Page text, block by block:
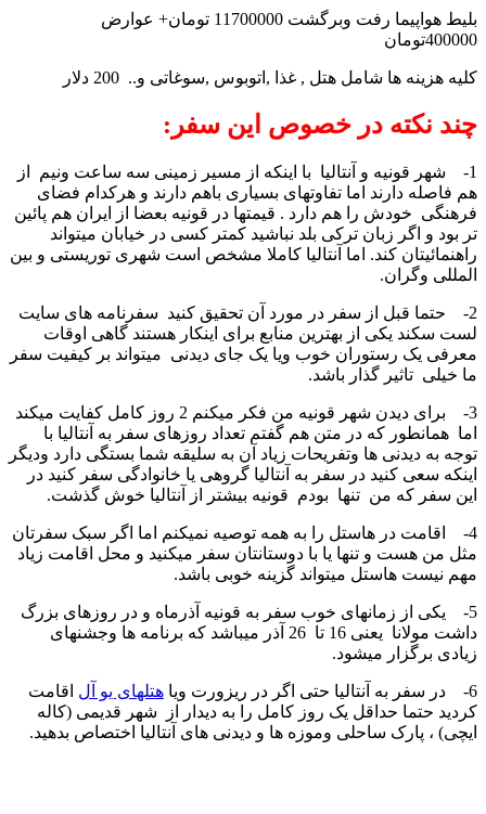
بلیط هواپیما رفت وبرگشت 11700000 تومان+ عوارض
400000تومان
کلیه هزینه ها شامل هتل , غذا ,اتوبوس ,سوغاتی و.. 200 دلار
چند نکته در خصوص این سفر:
1- شهر قونیه و آنتالیا با اینکه از مسیر زمینی سه ساعت ونیم از
هم فاصله دارند اما تفاوتهای بسیاری باهم دارند و هرکدام فضای
فرهنگی خودش را هم دارد . قیمتها در قونیه بعضا از ایران هم پائین
تر بود و اگر زبان ترکی بلد نباشید کمتر کسی در خیابان میتواند
راهنمائیتان کند. اما آنتالیا کاملا مشخص است شهری توریستی و بین
المللی وگران.
2- حتما قبل از سفر در مورد آن تحقیق کنید سفرنامه های سایت
لست سکند یکی از بهترین منابع برای اینکار هستند گاهی اوقات
معرفی یک رستوران خوب ویا یک جای دیدنی میتواند بر کیفیت سفر
ما خیلی تاثیر گذار باشد.
3- برای دیدن شهر قونیه من فکر میکنم 2 روز کامل کفایت میکند
اما همانطور که در متن هم گفتم تعداد روزهای سفر به آنتالیا با
توجه به دیدنی ها وتفریحات زیاد آن به سلیقه شما بستگی دارد ودیگر
اینکه سعی کنید در سفر به آنتالیا گروهی یا خانوادگی سفر کنید در
این سفر که من تنها بودم قونیه بیشتر از آنتالیا خوش گذشت.
4- اقامت در هاستل را به همه توصیه نمیکنم اما اگر سبک سفرتان
مثل من هست و تنها یا با دوستانتان سفر میکنید و محل اقامت زیاد
مهم نیست هاستل میتواند گزینه خوبی باشد.
5- یکی از زمانهای خوب سفر به قونیه آذرماه و در روزهای بزرگ
داشت مولانا یعنی 16 تا 26 آذر میباشد که برنامه ها وجشنهای
زیادی برگزار میشود.
6- در سفر به آنتالیا حتی اگر در ریزورت ویا هتلهای یو آل اقامت
کردید حتما حداقل یک روز کامل را به دیدار از شهر قدیمی (کاله
ایچی) ، پارک ساحلی وموزه ها و دیدنی های آنتالیا اختصاص بدهید.